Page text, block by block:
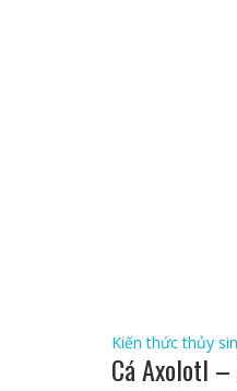
Kiến thức thủy
Cá Axolotl